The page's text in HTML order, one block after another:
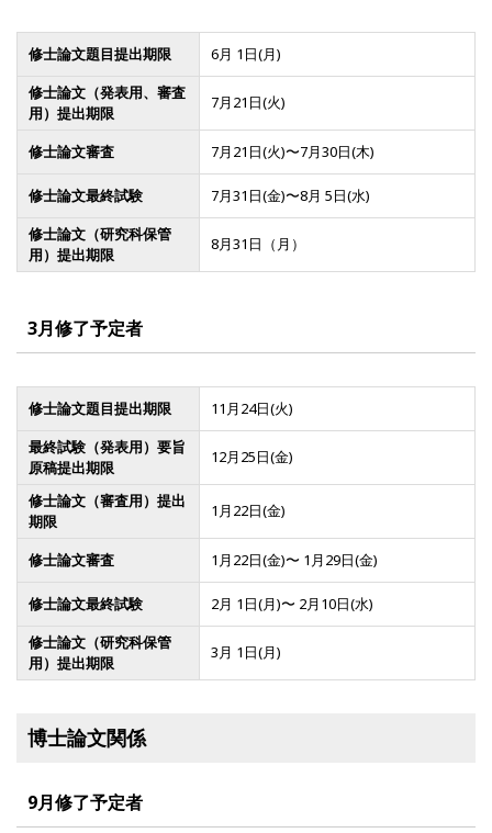
修士論文題目提出期限
6月 1日(月)
修士論文（発表用、審査
用）提出期限
7月21日(火)
修士論文審査 7月21日(火)〜7月30日(木)
修士論文最終試験
7月31日(金)〜8月 5日(水)
修士論文（研究科保管
用）提出期限
8月31日（月）
3月修了予定者
修士論文題目提出期限
11月24日(火)
最終試験（発表用）要旨
原稿提出期限
12月25日(金)
修士論文（審査用）提出
期限
1月22日(金)
修士論文審査 1月22日(金)〜 1月29日(金)
修士論文最終試験
2月 1日(月)〜 2月10日(水)
修士論文（研究科保管
用）提出期限
3月 1日(月)
博士論文関係
9月修了予定者